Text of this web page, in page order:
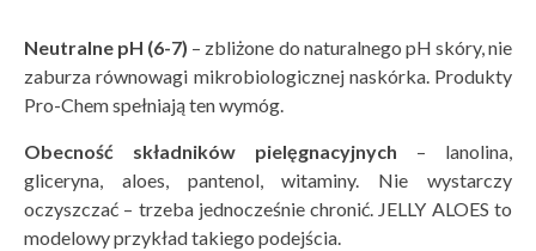
Neutralne pH (6-7) – zbliżone do naturalnego pH skóry, nie
zaburza równowagi mikrobiologicznej naskórka. Produkty
Pro-Chem spełniają ten wymóg.
Obecność składników pielęgnacyjnych – lanolina,
gliceryna, aloes, pantenol, witaminy. Nie wystarczy
oczyszczać – trzeba jednocześnie chronić. JELLY ALOES to
modelowy przykład takiego podejścia.